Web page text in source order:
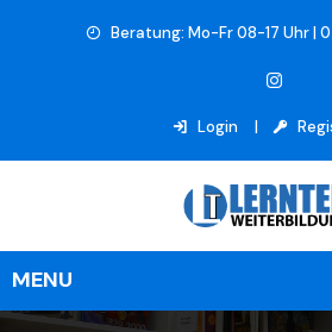
Beratung: Mo-Fr 08-17 Uhr |
Login